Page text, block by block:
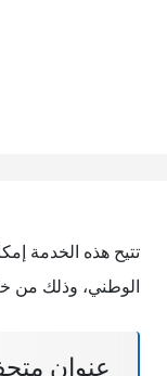
تتيح هذه الخدمة
الوطني، وذلك من
عنوان